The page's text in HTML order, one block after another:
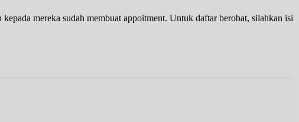
mereka sudah membuat appoitment. Untuk daftar berobat, silahkan isi